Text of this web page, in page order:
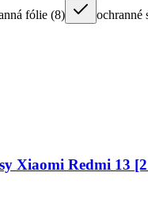
fólie (8) ochranné
Xiaomi Redmi 13